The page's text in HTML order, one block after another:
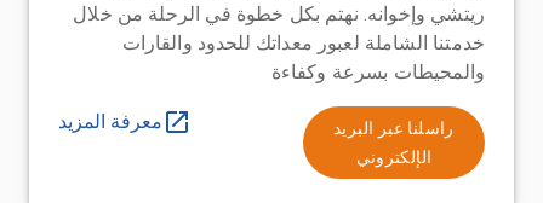
ريتشي وإخوانه. نهتم بكل خطوة في الرحلة من خلال
خدمتنا الشاملة لعبور معداتك للحدود والقارات
والمحيطات بسرعة وكفاءة
راسلنا عبر البريد
الإلكتروني
معرفة المزيد